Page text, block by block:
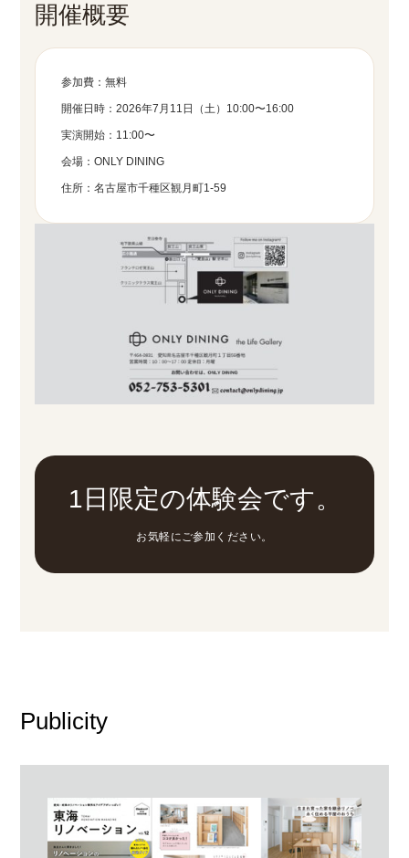
開催概要
参加費：無料
開催日時：2026年7月11日（土）10:00〜16:00
実演開始：11:00〜
会場：ONLY DINING
住所：名古屋市千種区観月町1-59
1日限定の体験会です。
お気軽にご参加ください。
Publicity